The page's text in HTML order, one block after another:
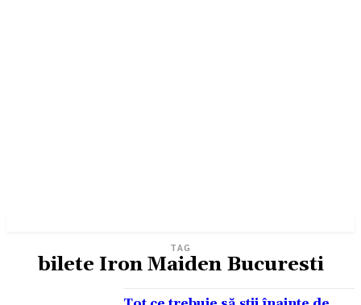
TAG
bilete Iron Maiden Bucuresti